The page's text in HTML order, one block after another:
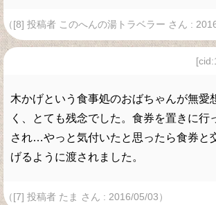
（[8] 投稿者 このへんの湯トラベラー さん :
木かげという食事処のおばちゃんが無愛
く、とても残念でした。食券を置きに行
され…やっと気付いたと思ったら食券と
げるように渡されました。
（[7] 投稿者 たま さん : 2016/05/03）